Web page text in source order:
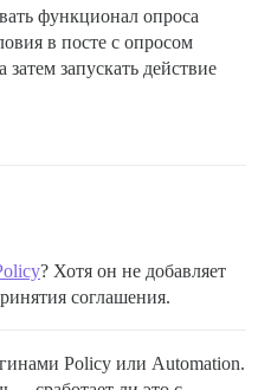
функционал опроса
в посте с опросом
запускать действие
? Хотя он не добавляет
соглашения.
Policy или Automation.